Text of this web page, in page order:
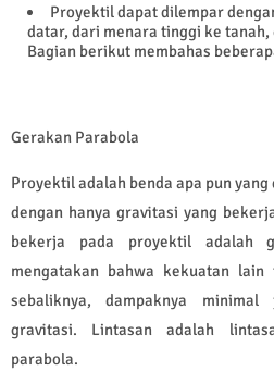
Proyektil dapat dilempar
datar, dari menara tinggi ke
Bagian berikut membahas
Gerakan Parabola
Proyektil adalah benda apa pun
dengan hanya gravitasi yang
bekerja pada proyektil adalah
mengatakan bahwa kekuatan
sebaliknya, dampaknya
gravitasi. Lintasan adalah
parabola.